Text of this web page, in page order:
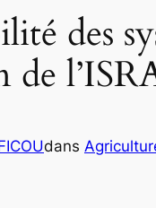
des
dans